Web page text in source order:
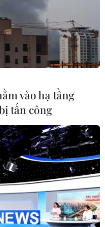
(TTXVN/Vietnam+)
#Luồng xanh
vào hạ tầng
tấn công